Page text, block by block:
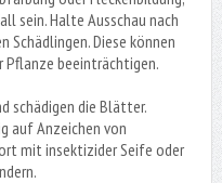
sein. Halte Ausschau nach
Schädlingen. Diese können
Pflanze beeinträchtigen.
schädigen die Blätter.
auf Anzeichen von
mit insektizider Seife oder